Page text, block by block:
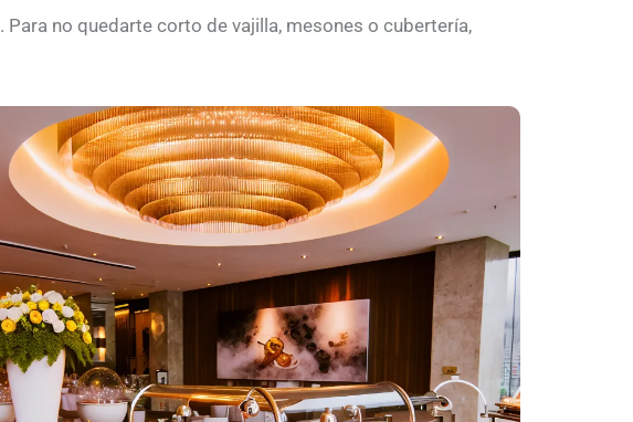
. Para no quedarte corto de vajilla, mesones o cubertería,